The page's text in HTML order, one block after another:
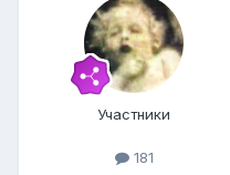
Участники
181